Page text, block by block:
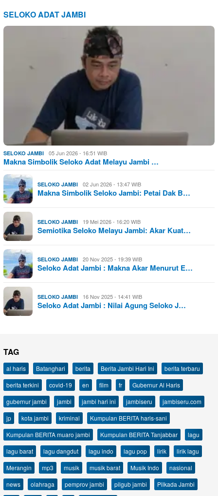
SELOKO ADAT JAMBI
SELOKO JAMBI 05 Jun 2026 - 16:51 WIB
Makna Simbolik Seloko Adat Melayu Jambi …
SELOKO JAMBI 02 Jun 2026 - 13:47 WIB
Makna Simbolik Seloko Jambi: Petai Dak B…
SELOKO JAMBI 19 Mei 2026 - 16:20 WIB
Semiotika Seloko Melayu Jambi: Akar Kuat…
SELOKO JAMBI 20 Nov 2025 - 19:39 WIB
Seloko Adat Jambi : Makna Akar Menurut E…
SELOKO JAMBI 16 Nov 2025 - 14:41 WIB
Seloko Adat Jambi : Nilai Agung Seloko J…
TAG
al haris Batanghari berita Berita Jambi Hari Ini
berita terbaru
berita terkini
covid-19 en film fr
Gubernur Al Haris
gubernur jambi
jambi jambi hari ini jambiseru
jambiseru.com
jp
kota jambi kriminal
Kumpulan BERITA haris-sani
Kumpulan BERITA muaro jambi
Kumpulan BERITA Tanjabbar
lagu
lagu barat
lagu dangdut lagu indo lagu pop lirik
lirik lagu
Merangin
mp3 musik musik barat Musik Indo
nasional
news
olahraga pemprov jambi pilgub jambi
Pilkada Jambi